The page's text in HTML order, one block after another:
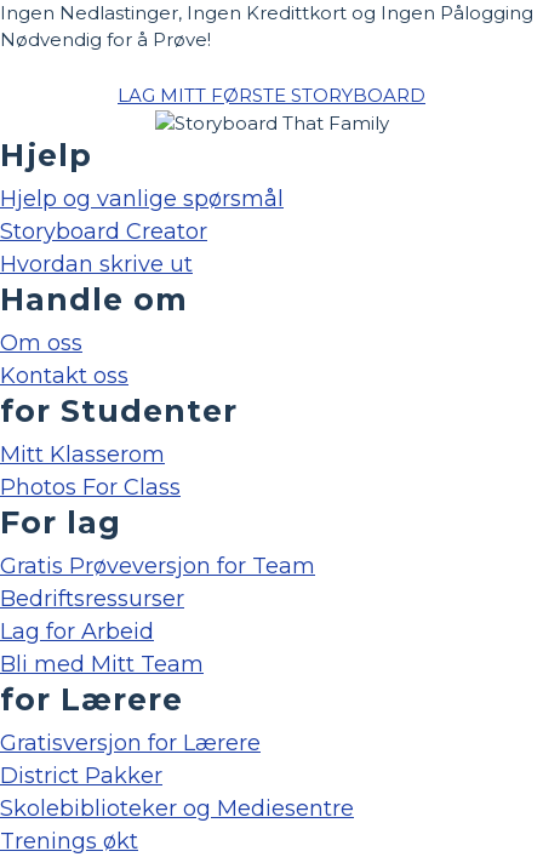
Ingen Nedlastinger, Ingen Kredittkort og Ingen Pålogging
Nødvendig for å Prøve!
LAG MITT FØRSTE STORYBOARD
Hjelp
Hjelp og vanlige spørsmål
Storyboard Creator
Hvordan skrive ut
Handle om
Om oss
Kontakt oss
for Studenter
Mitt Klasserom
Photos For Class
For lag
Gratis Prøveversjon for Team
Bedriftsressurser
Lag for Arbeid
Bli med Mitt Team
for Lærere
Gratisversjon for Lærere
District Pakker
Skolebiblioteker og Mediesentre
Trenings økt